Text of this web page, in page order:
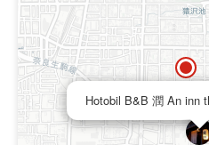
Hotobil B&B 潤 An inn